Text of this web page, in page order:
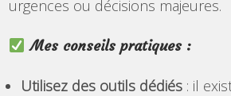
urgences ou décisions majeures.
Mes conseils pratiques :
Utilisez des outils dédiés : il